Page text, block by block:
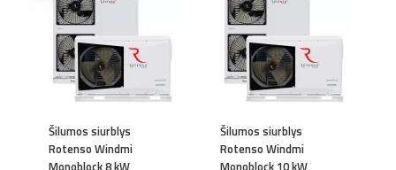
Šilumos siurblys
Rotenso Windmi
Šilumos siurblys
Rotenso Windmi